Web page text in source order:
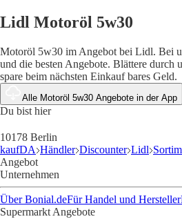
Lidl Motoröl 5w30
Motoröl 5w30 im Angebot bei Lidl. Bei
und die besten Angebote. Blättere durch
spare beim nächsten Einkauf bares Geld.
Alle Motoröl 5w30 Angebote in der App
Du bist hier
10178 Berlin
kaufDA Händler Discounter Lidl
Angebot
Unternehmen
Über Bonial.deFür Handel und Hersteller
Supermarkt Angebote